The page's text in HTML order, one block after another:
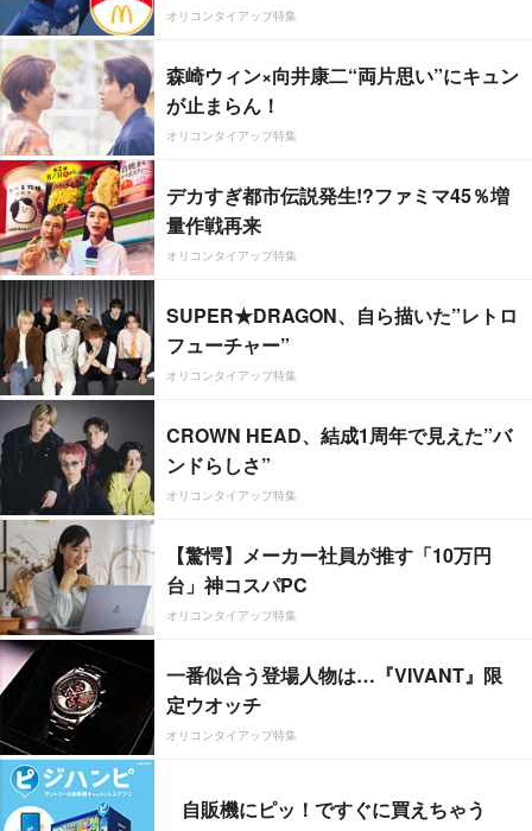
オリコンタイアップ特集
森崎ウィン×向井康二“両片思い”にキュン
が止まらん！
オリコンタイアップ特集
デカすぎ都市伝説発生!?ファミマ45％増
量作戦再来
オリコンタイアップ特集
SUPER★DRAGON、自ら描いた”レトロ
フューチャー”
オリコンタイアップ特集
CROWN HEAD、結成1周年で見えた”バ
ンドらしさ”
オリコンタイアップ特集
【驚愕】メーカー社員が推す「10万円
台」神コスパPC
オリコンタイアップ特集
一番似合う登場人物は…『VIVANT』限
定ウオッチ
オリコンタイアップ特集
自販機にピッ！ですぐに買えちゃう